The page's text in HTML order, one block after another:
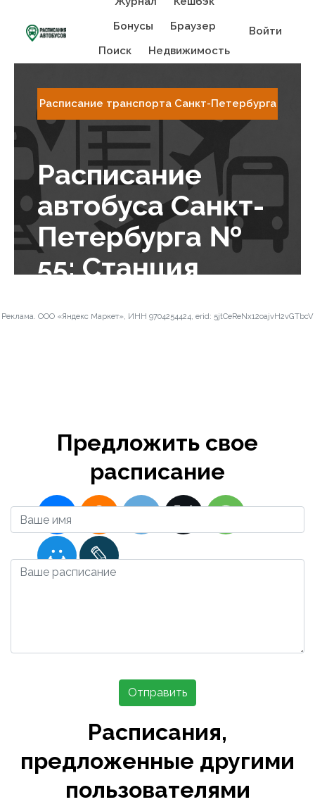
Бонусы
Браузер
Поиск
Недвижимость
Войти
Расписание транспорта Санкт-Петербургa
Расписание
автобуса Санкт-
Петербургa №
55: Станция
Александра
2023-12-10 16:57:57
Реклама. ООО «Яндекс Маркет», ИНН 9704254424, erid: 5jtCeReNx12oajvH2vGTbcV
Предложить свое
расписание
Отправить
Расписания,
предложенные другими
пользователями